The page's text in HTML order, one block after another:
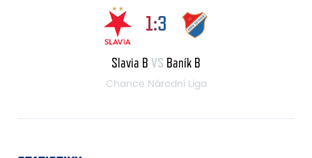
1:3
Slavia B VS Baník B
Chance Národní Liga